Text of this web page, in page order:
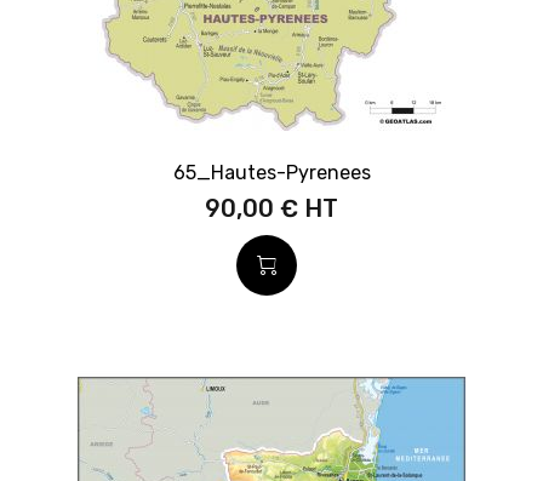
65_Hautes-Pyrenees
90,00 €